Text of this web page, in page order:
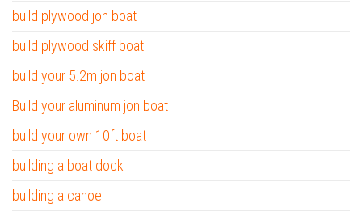
build plywood jon boat
build plywood skiff boat
build your 5.2m jon boat
Build your aluminum jon boat
build your own 10ft boat
building a boat dock
building a canoe